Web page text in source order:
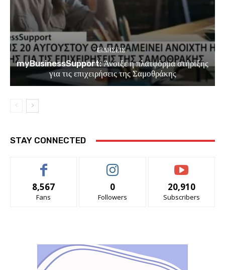
EΙΔΗΣΕΙΣ
myBusinessSupport: Άνοιξε η πλατφόρμα στήριξης
για τις επιχειρήσεις της Σαμοθράκης
STAY CONNECTED
8,567
Fans
0
Followers
20,910
Subscribers